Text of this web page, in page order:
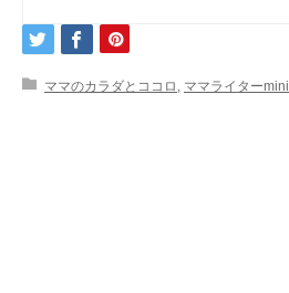
ママのカラダとココロ , ママライターmini